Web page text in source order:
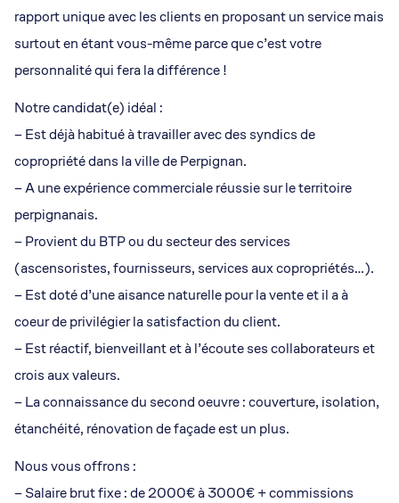
rapport unique avec les clients en proposant un service mais
surtout en étant vous-même parce que c’est votre
personnalité qui fera la différence !
Notre candidat(e) idéal :
– Est déjà habitué à travailler avec des syndics de
copropriété dans la ville de Perpignan.
– A une expérience commerciale réussie sur le territoire
perpignanais.
– Provient du BTP ou du secteur des services
(ascensoristes, fournisseurs, services aux copropriétés…).
– Est doté d’une aisance naturelle pour la vente et il a à
coeur de privilégier la satisfaction du client.
– Est réactif, bienveillant et à l’écoute ses collaborateurs et
crois aux valeurs.
– La connaissance du second oeuvre : couverture, isolation,
étanchéité, rénovation de façade est un plus.
Nous vous offrons :
– Salaire brut fixe : de 2000€ à 3000€ + commissions